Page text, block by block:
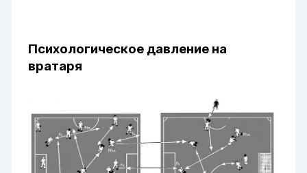
Психологическое давление на
вратаря